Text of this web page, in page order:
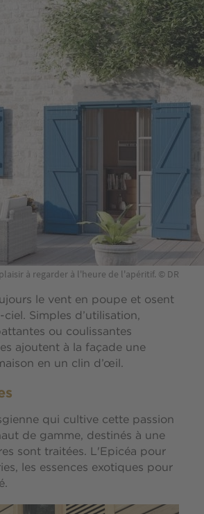
à regarder à l'heure de l'apéritif. © DR
le vent en poupe et osent
Simples d’utilisation,
ou coulissantes
ajoutent à la façade une
en un clin d’œil.
qui cultive cette passion
de gamme, destinés à une
sont traitées. L'Epicéa pour
les essences exotiques pour